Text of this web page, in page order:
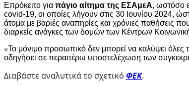
Επρόκειτο για πάγιο αίτημα της ΕΣΑμεΑ, ωστόσο
covid-19, οι οποίες λήγουν στις 30 Ιουνίου 2024,
άτομα με βαριές αναπηρίες και χρόνιες παθήσεις
διαρκείς ανάγκες των δομών των Κέντρων
«Το μόνιμο προσωπικό δεν μπορεί να καλύψει όλες
οδηγήσει σε περαιτέρω υποστελέχωση των
Διαβάστε αναλυτικά το σχετικό ΦΕΚ.